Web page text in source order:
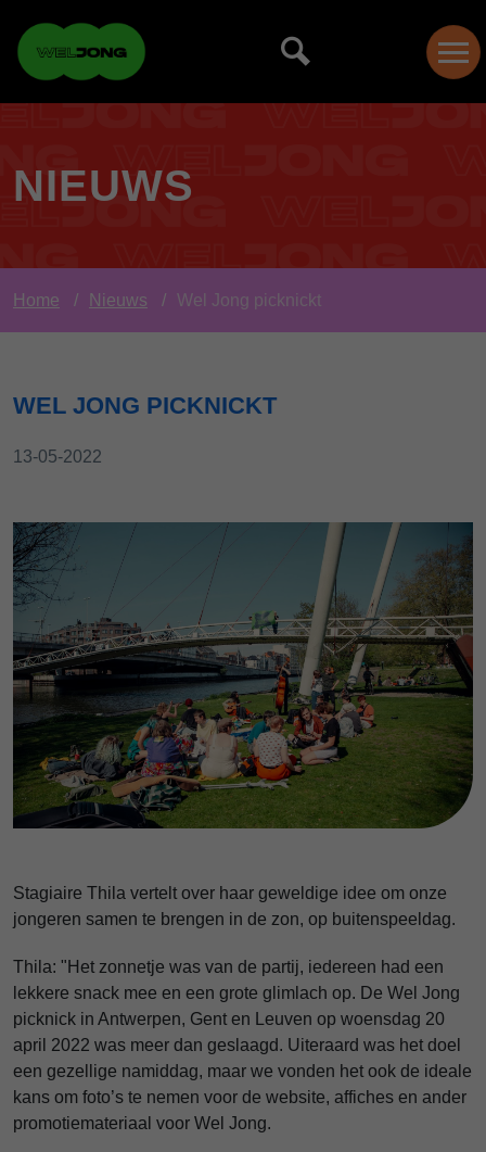
NIEUWS
Home Nieuws Wel Jong picknickt
WEL JONG PICKNICKT
13-05-2022
Stagiaire Thila vertelt over haar geweldige idee om onze
jongeren samen te brengen in de zon, op buitenspeeldag.
Thila: "Het zonnetje was van de partij, iedereen had een
lekkere snack mee en een grote glimlach op. De Wel Jong
picknick in Antwerpen, Gent en Leuven op woensdag 20
april 2022 was meer dan geslaagd. Uiteraard was het doel
een gezellige namiddag, maar we vonden het ook de ideale
kans om foto’s te nemen voor de website, affiches en ander
promotiemateriaal voor Wel Jong.